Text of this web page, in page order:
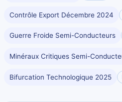
Contrôle Export Décembre 2024
Guerre Froide Semi-Conducteurs
Minéraux Critiques Semi-
Bifurcation Technologique 2025